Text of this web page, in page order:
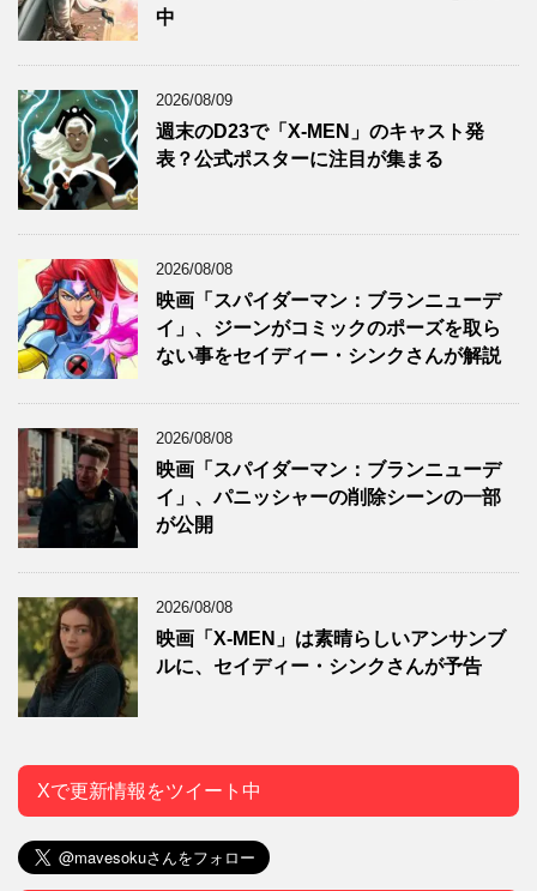
中
2026/08/09
週末のD23で「X-MEN」のキャスト発
表？公式ポスターに注目が集まる
2026/08/08
映画「スパイダーマン：ブランニューデ
イ」、ジーンがコミックのポーズを取ら
ない事をセイディー・シンクさんが解説
2026/08/08
映画「スパイダーマン：ブランニューデ
イ」、パニッシャーの削除シーンの一部
が公開
2026/08/08
映画「X-MEN」は素晴らしいアンサンブ
ルに、セイディー・シンクさんが予告
Xで更新情報をツイート中